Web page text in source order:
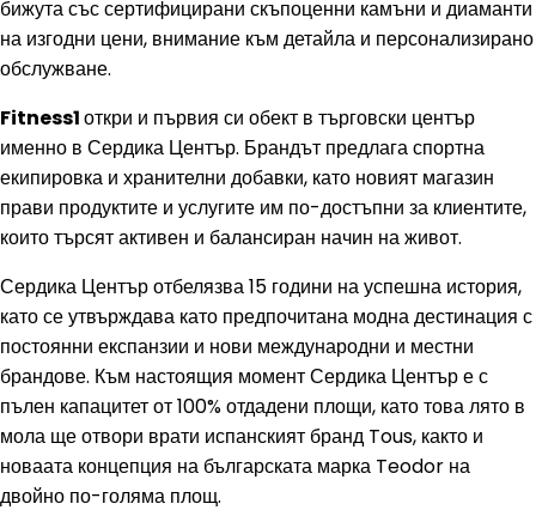
бижута със сертифицирани скъпоценни камъни и диаманти
на изгодни цени, внимание към детайла и персонализирано
обслужване.
Fitness1откри и първия си обект в търговски център
именно в Сердика Център. Брандът предлага спортна
екипировка и хранителни добавки, като новият магазин
прави продуктите и услугите им по-достъпни за клиентите,
които търсят активен и балансиран начин на живот.
Сердика Център отбелязва 15 години на успешна история,
като се утвърждава като предпочитана модна дестинация с
постоянни експанзии и нови международни и местни
брандове. Към настоящия момент Сердика Център е с
пълен капацитет от 100% отдадени площи, като това лято в
мола ще отвори врати испанският бранд Tous, както и
новаата концепция на българската марка Teodor на
двойно по-голяма площ.